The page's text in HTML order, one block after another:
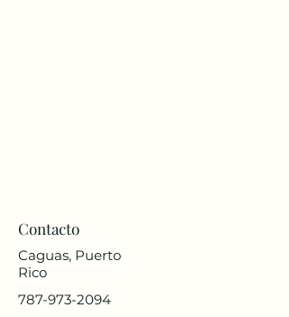
Contacto
Caguas, Puerto
Rico
787-973-2094